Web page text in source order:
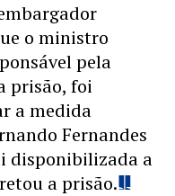
o ministro
pela
prisão, foi
a medida
Fernandes
disponibilizada a
a prisão.